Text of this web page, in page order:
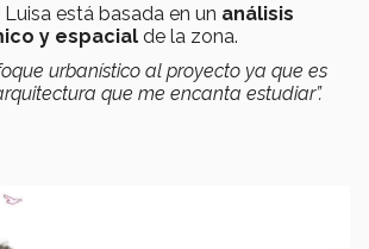
está basada en un análisis
y espacial de la zona.
urbanístico al proyecto ya que es
que me encanta estudiar”.